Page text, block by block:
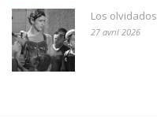
Los olvidados
27 avril 2026